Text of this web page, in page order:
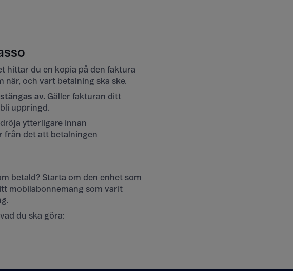
hittar du en kopia på den faktura
när, och vart betalning ska ske.
av. Gäller fakturan ditt
uppringd.
ytterligare innan
från det att betalningen
betald? Starta om den enhet som
mobilabonnemang som varit
du ska göra: